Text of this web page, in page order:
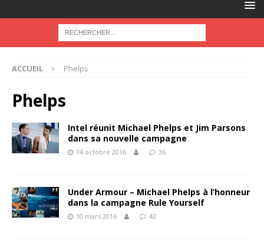
ACCUEIL Phelps
Phelps
Intel réunit Michael Phelps et Jim Parsons
dans sa nouvelle campagne
14 octobre 2016 36
Under Armour – Michael Phelps à l’honneur
dans la campagne Rule Yourself
10 mars 2016 42